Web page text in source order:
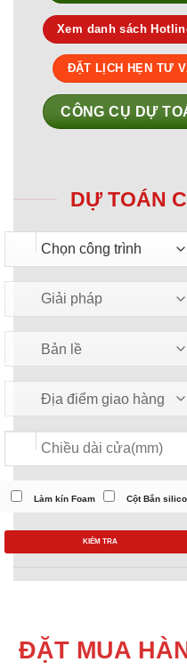
Xem danh sách
ĐẶT LỊCH HẸN TƯ
CÔNG CỤ DỰ
DỰ TOÁN
Làm kín Foam Cột Bắn
KIỂM TRA
ĐẶT MUA